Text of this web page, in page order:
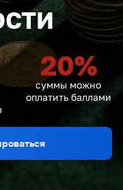
20%
суммы можно
оплатить баллами